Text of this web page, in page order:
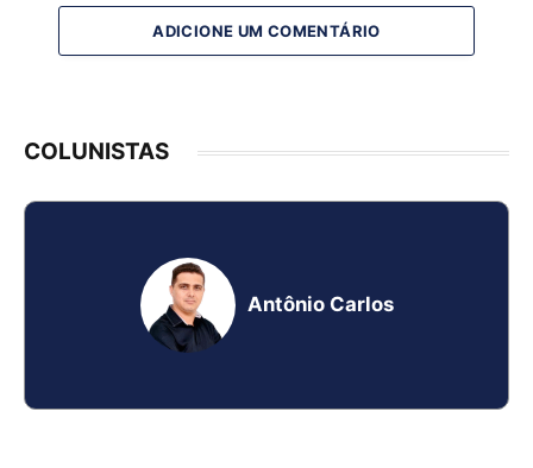
ADICIONE UM COMENTÁRIO
COLUNISTAS
Antônio Carlos